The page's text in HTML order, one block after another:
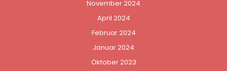
November 2024
April 2024
Februar 2024
Januar 2024
Oktober 2023